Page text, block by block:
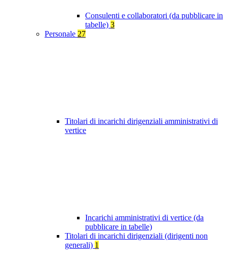
Consulenti e collaboratori (da pubblicare in
tabelle) 3
Personale 27
Titolari di incarichi dirigenziali amministrativi di
vertice
Incarichi amministrativi di vertice (da
pubblicare in tabelle)
Titolari di incarichi dirigenziali (dirigenti non
generali) 1